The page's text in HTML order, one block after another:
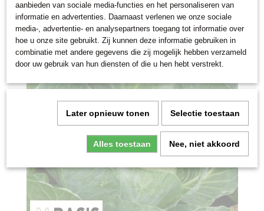
aanbieden van sociale media-functies en het personaliseren van
informatie en advertenties. Daarnaast verlenen we onze sociale
media-, advertentie- en analysepartners toegang tot informatie over
hoe u onze site gebruikt. Zij kunnen deze informatie gebruiken in
combinatie met andere gegevens die zij mogelijk hebben verzameld
door uw gebruik van hun diensten of die u hen hebt verstrekt.
Later opnieuw tonen Selectie toestaan
Alles toestaan Nee, niet akkoord